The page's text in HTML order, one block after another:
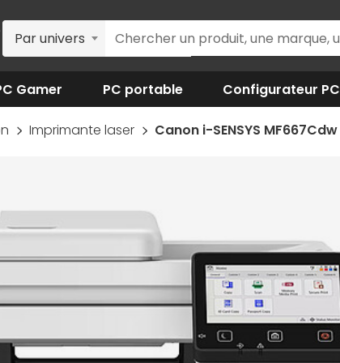
Par univers
Gamer PC portable Configurateur PC
Imprimante laser Canon i-SENSYS MF667Cdw